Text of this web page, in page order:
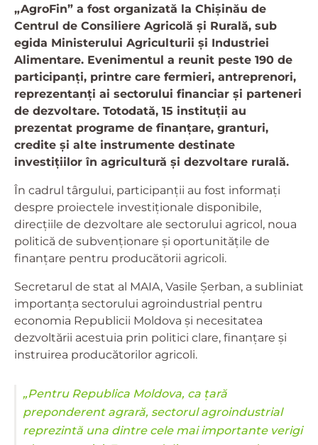
„AgroFin” a fost organizată la Chișinău de
Centrul de Consiliere Agricolă și Rurală, sub
egida Ministerului Agriculturii și Industriei
Alimentare. Evenimentul a reunit peste 190 de
participanți, printre care fermieri, antreprenori,
reprezentanți ai sectorului financiar și parteneri
de dezvoltare. Totodată, 15 instituții au
prezentat programe de finanțare, granturi,
credite și alte instrumente destinate
investițiilor în agricultură și dezvoltare rurală.
În cadrul târgului, participanții au fost informați
despre proiectele investiționale disponibile,
direcțiile de dezvoltare ale sectorului agricol, noua
politică de subvenționare și oportunitățile de
finanțare pentru producătorii agricoli.
Secretarul de stat al MAIA, Vasile Șerban, a subliniat
importanța sectorului agroindustrial pentru
economia Republicii Moldova și necesitatea
dezvoltării acestuia prin politici clare, finanțare și
instruirea producătorilor agricoli.
„Pentru Republica Moldova, ca țară
preponderent agrară, sectorul agroindustrial
reprezintă una dintre cele mai importante verigi